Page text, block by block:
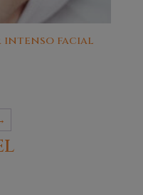
intenso facial